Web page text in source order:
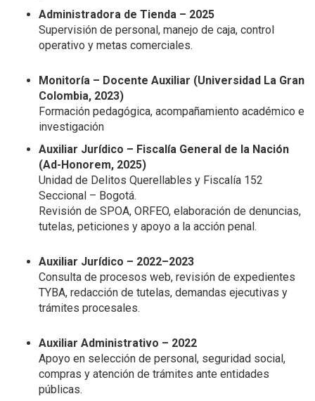
Administradora de Tienda – 2025
Supervisión de personal, manejo de caja, control
operativo y metas comerciales.
Monitoría – Docente Auxiliar (Universidad La Gran
Colombia, 2023)
Formación pedagógica, acompañamiento académico e
investigación
Auxiliar Jurídico – Fiscalía General de la Nación
(Ad-Honorem, 2025)
Unidad de Delitos Querellables y Fiscalía 152
Seccional – Bogotá.
Revisión de SPOA, ORFEO, elaboración de denuncias,
tutelas, peticiones y apoyo a la acción penal.
Auxiliar Jurídico – 2022–2023
Consulta de procesos web, revisión de expedientes
TYBA, redacción de tutelas, demandas ejecutivas y
trámites procesales.
Auxiliar Administrativo – 2022
Apoyo en selección de personal, seguridad social,
compras y atención de trámites ante entidades
públicas.